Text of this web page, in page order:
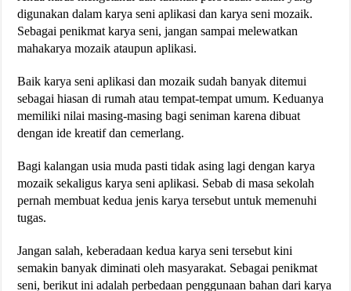
digunakan dalam karya seni aplikasi dan karya seni mozaik.
Sebagai penikmat karya seni, jangan sampai melewatkan
mahakarya mozaik ataupun aplikasi.
Baik karya seni aplikasi dan mozaik sudah banyak ditemui
sebagai hiasan di rumah atau tempat-tempat umum. Keduanya
memiliki nilai masing-masing bagi seniman karena dibuat
dengan ide kreatif dan cemerlang.
Bagi kalangan usia muda pasti tidak asing lagi dengan karya
mozaik sekaligus karya seni aplikasi. Sebab di masa sekolah
pernah membuat kedua jenis karya tersebut untuk memenuhi
tugas.
Jangan salah, keberadaan kedua karya seni tersebut kini
semakin banyak diminati oleh masyarakat. Sebagai penikmat
seni, berikut ini adalah perbedaan penggunaan bahan dari karya